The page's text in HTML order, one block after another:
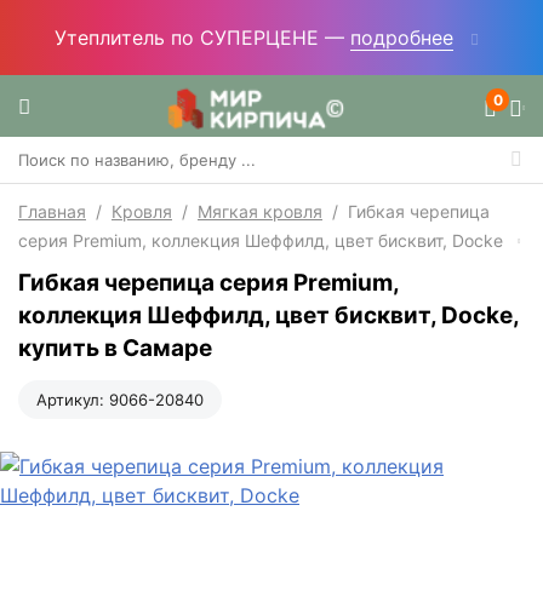
Утеплитель по СУПЕРЦЕНЕ — подробнее
0
Главная / Кровля / Мягкая кровля / Гибкая черепица
серия Premium, коллекция Шеффилд, цвет бисквит, Docke
Гибкая черепица серия Premium,
коллекция Шеффилд, цвет бисквит, Docke,
купить в Самаре
Артикул: 9066-20840